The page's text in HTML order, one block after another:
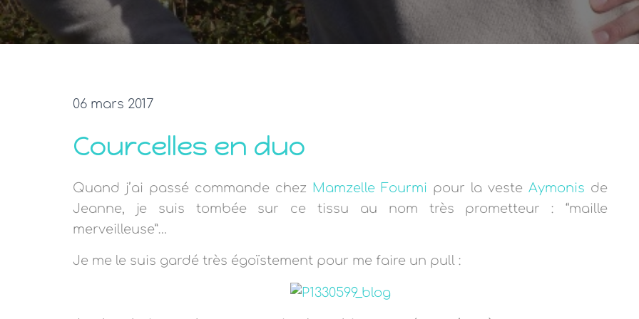
06 mars 2017
Courcelles en duo
Quand j’ai passé commande chez Mamzelle Fourmi pour la veste Aymonis de
Jeanne, je suis tombée sur ce tissu au nom très prometteur : “maille
merveilleuse”…
Je me le suis gardé très égoïstement pour me faire un pull :